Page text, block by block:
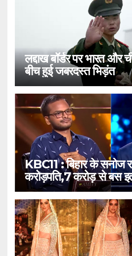
लद्दाख बॉर्डर पर भारत और
बीच हुई जबरदस्त भिड़ंत
KBC11 : बिहार के सनोज
करोड़पति,7 करोड़ से बस